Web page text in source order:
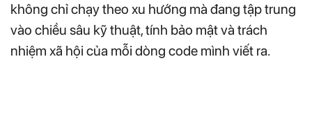
không chỉ chạy theo xu hướng mà đang tập trung
vào chiều sâu kỹ thuật, tính bảo mật và trách
nhiệm xã hội của mỗi dòng code mình viết ra.